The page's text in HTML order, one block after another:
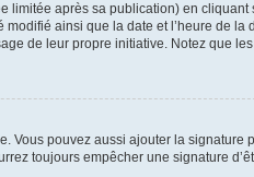
limitée après sa publication) en cliquant
ainsi que la date et l’heure de la
de leur propre initiative. Notez que
Vous pouvez aussi ajouter la signature
toujours empêcher une signature